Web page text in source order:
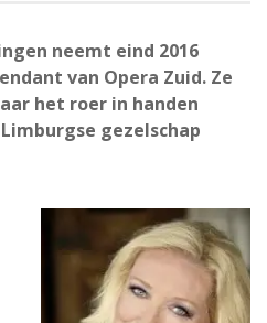
neemt eind 2016
van Opera Zuid. Ze
het roer in handen
gezelschap